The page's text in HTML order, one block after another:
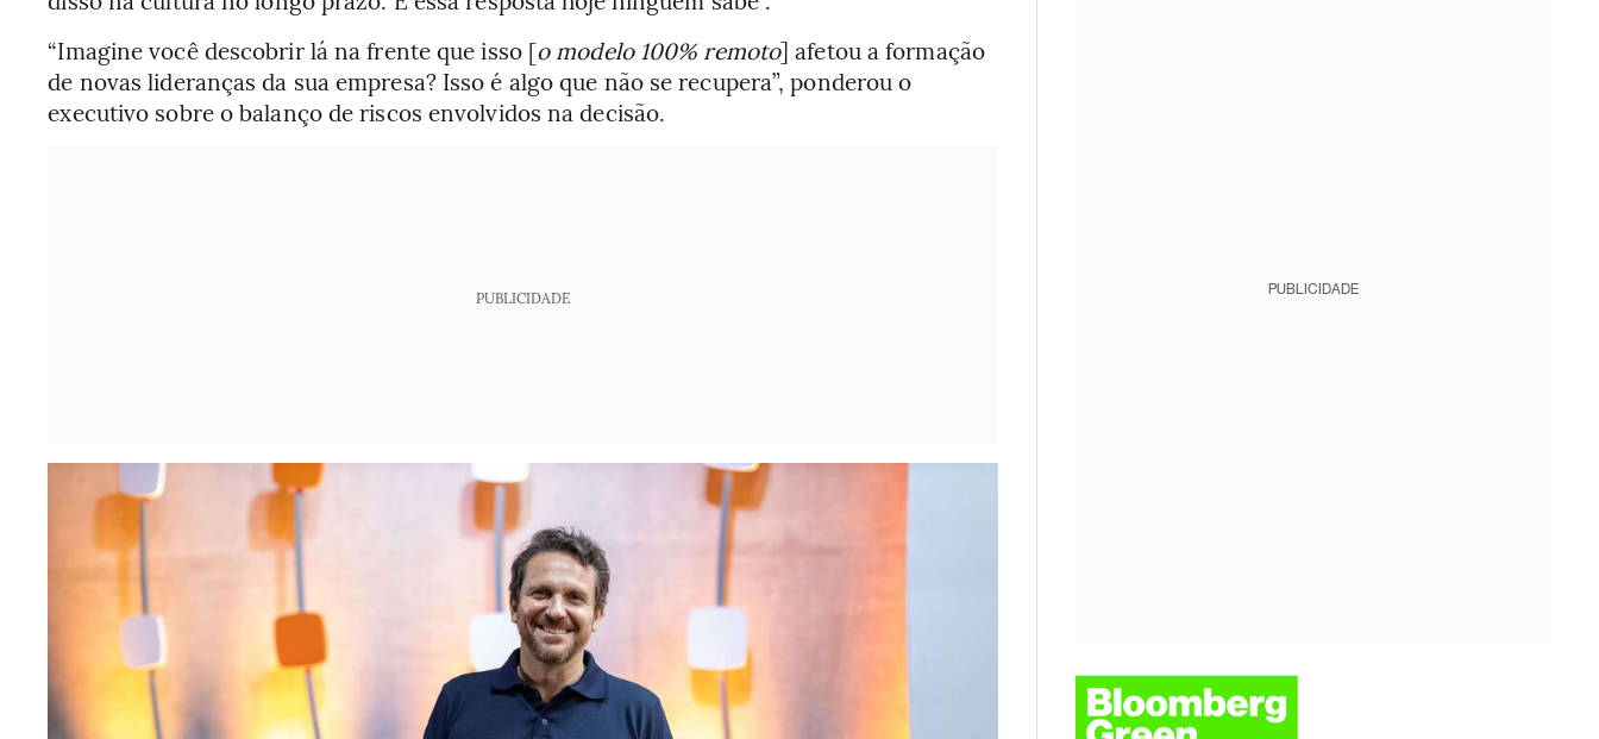
“Imagine você descobrir lá na frente que isso [o modelo 100% remoto] afetou a formação
de novas lideranças da sua empresa? Isso é algo que não se recupera”, ponderou o
executivo sobre o balanço de riscos envolvidos na decisão.
PUBLICIDADE PUBLICIDADE